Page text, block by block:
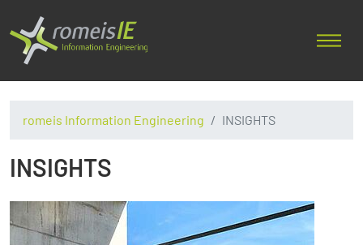
romeis Information Engineering INSIGHTS
INSIGHTS